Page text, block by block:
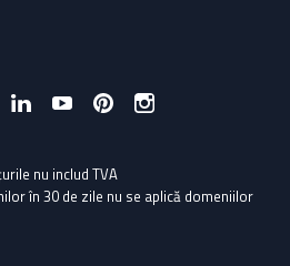
nu includ TVA
în 30 de zile nu se aplică domeniilor